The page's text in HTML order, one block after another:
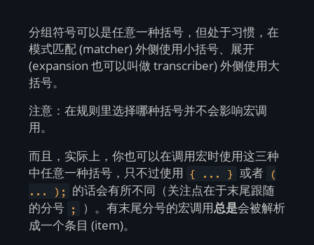
分组符号可以是任意一种括号，但处于习惯，在
模式匹配 (matcher) 外侧使用小括号、展开
(expansion 也可以叫做 transcriber) 外侧使用大
括号。
注意：在规则里选择哪种括号并不会影响宏调
用。
而且，实际上，你也可以在调用宏时使用这三种
中任意一种括号，只不过使用 { ... } 或者
(
... );
的话会有所不同（关注点在于末尾跟随
的分号 ; ）。有末尾分号的宏调用总是会被解析
成一个条目 (item)。